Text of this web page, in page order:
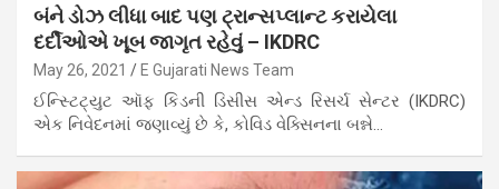
બંને ડોઝ લીધા બાદ પણ ટ્રાન્સપ્લાન્ટ કરાયેલા
દર્દીઓએ ખૂબ જાગૃત રહેવું – IKDRC
May 26, 2021 E Gujarati News Team
ઈન્સ્ટિટ્યુટ ઑફ કિડની ડિસીસ એન્ડ રિસર્ચ સેન્ટર (IKDRC)
એક નિવેદનમાં જણાવ્યું છે કે, કોવિડ વેક્સિનના બન્ને…